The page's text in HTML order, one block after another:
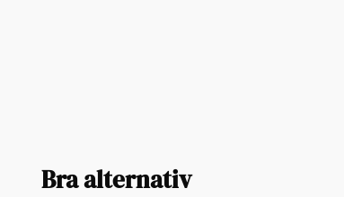
Bra alternativ